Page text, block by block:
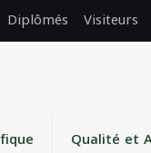
Diplômés Visiteurs
Qualité et